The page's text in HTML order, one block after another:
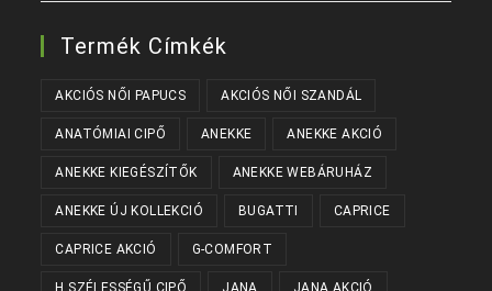
Termék Címkék
AKCIÓS NŐI PAPUCS AKCIÓS NŐI SZANDÁL
ANATÓMIAI CIPŐ ANEKKE ANEKKE AKCIÓ
ANEKKE KIEGÉSZÍTŐK ANEKKE WEBÁRUHÁZ
ANEKKE ÚJ KOLLEKCIÓ BUGATTI CAPRICE
CAPRICE AKCIÓ G-COMFORT
H SZÉLESSÉGŰ CIPŐ JANA JANA AKCIÓ